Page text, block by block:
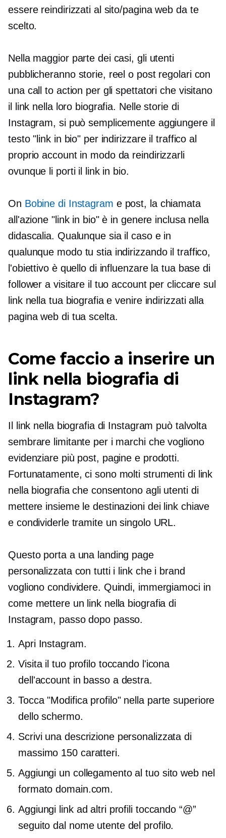
essere reindirizzati al sito/pagina web da te
scelto.
Nella maggior parte dei casi, gli utenti
pubblicheranno storie, reel o post regolari con
una call to action per gli spettatori che visitano
il link nella loro biografia. Nelle storie di
Instagram, si può semplicemente aggiungere il
testo "link in bio" per indirizzare il traffico al
proprio account in modo da reindirizzarli
ovunque li porti il ​​link in bio.
On Bobine di Instagram e post, la chiamata
all'azione "link in bio" è in genere inclusa nella
didascalia. Qualunque sia il caso e in
qualunque modo tu stia indirizzando il traffico,
l'obiettivo è quello di influenzare la tua base di
follower a visitare il tuo account per cliccare sul
link nella tua biografia e venire indirizzati alla
pagina web di tua scelta.
Come faccio a inserire un
link nella biografia di
Instagram?
Il link nella biografia di Instagram può talvolta
sembrare limitante per i marchi che vogliono
evidenziare più post, pagine e prodotti.
Fortunatamente, ci sono molti strumenti di link
nella biografia che consentono agli utenti di
mettere insieme le destinazioni dei link chiave
e condividerle tramite un singolo URL.
Questo porta a una landing page
personalizzata con tutti i link che i brand
vogliono condividere. Quindi, immergiamoci in
come mettere un link nella biografia di
Instagram, passo dopo passo.
Apri Instagram.
Visita il tuo profilo toccando l'icona
dell'account in basso a destra.
Tocca "Modifica profilo" nella parte superiore
dello schermo.
Scrivi una descrizione personalizzata di
massimo 150 caratteri.
Aggiungi un collegamento al tuo sito web nel
formato domain.com.
Aggiungi link ad altri profili toccando “@”
seguito dal nome utente del profilo.